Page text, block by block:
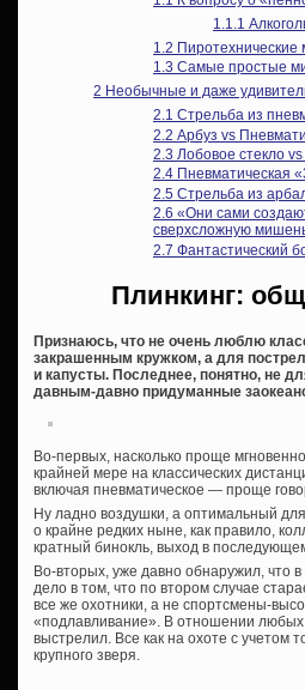
1.1.1
1.2
1.3 Самые простые
2 Необычные и даже
2.1 Стрельба из
2.2 Арбуз vs
2.3 Лобовое стекло
2.4 Пневматическая
2.5 Стрельба из
2.6 «Они сами
сверхсложную
2.7 Фантастический
Плинкинг:
Признаюсь, что не очень люблю
закрашенным кружком, а для
и капусты. Последнее, понятно, не
давным-давно придуманные
Во-первых, насколько проще
крайней мере на классических
включая пневматическое — проще
Ну ладно воздушки, а оптимальный
о крайне редких ныне, как правило,
кратный бинокль, выход в
Во-вторых, уже давно обнаружил, что
дело в том, что по втором случае
все же охотники, а не спортсмены-
«подлавливание». В отношении любых
выстрелил. Все как на охоте с учетом
крупного зверя.